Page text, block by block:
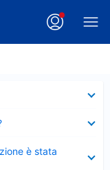
è stata